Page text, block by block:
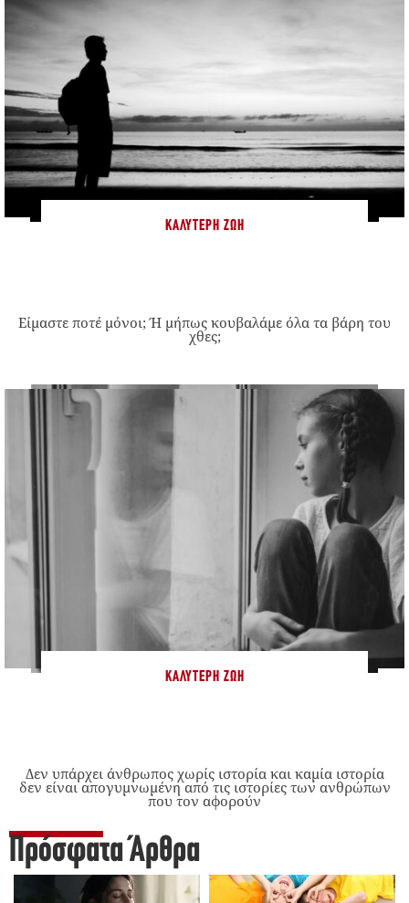
ΚΑΛΎΤΕΡΗ ΖΩΉ
Είμαστε ποτέ μόνοι; Ή μήπως κουβαλάμε όλα τα βάρη του
χθες;
ΚΑΛΎΤΕΡΗ ΖΩΉ
Δεν υπάρχει άνθρωπος χωρίς ιστορία και καμία ιστορία
δεν είναι απογυμνωμένη από τις ιστορίες των ανθρώπων
που τον αφορούν
Πρόσφατα Άρθρα